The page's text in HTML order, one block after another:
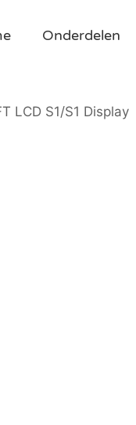
Onderdelen
LCD S1/S1 Display